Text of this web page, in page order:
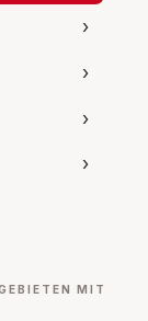
›
›
›
›
MIT